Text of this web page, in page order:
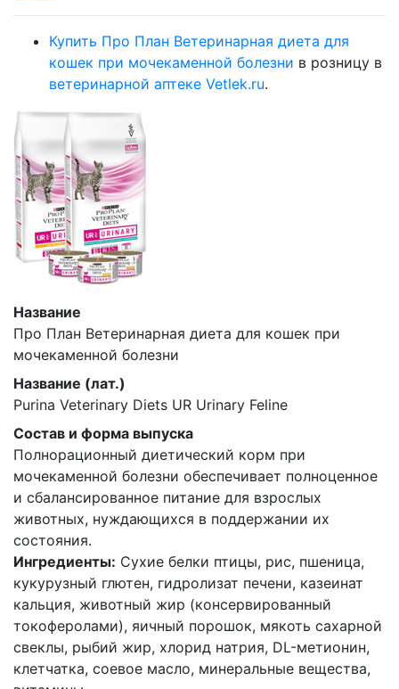
Купить Про План Ветеринарная диета для
кошек при мочекаменной болезни в розницу в
ветеринарной аптеке Vetlek.ru.
Название
Про План Ветеринарная диета для кошек при
мочекаменной болезни
Название (лат.)
Purina Veterinary Diets UR Urinary Feline
Состав и форма выпуска
Полнорационный диетический корм при
мочекаменной болезни обеспечивает полноценное
и сбалансированное питание для взрослых
животных, нуждающихся в поддержании их
состояния.
Ингредиенты: Сухие белки птицы, рис, пшеница,
кукурузный глютен, гидролизат печени, казеинат
кальция, животный жир (консервированный
токоферолами), яичный порошок, мякоть сахарной
свеклы, рыбий жир, хлорид натрия, DL-метионин,
клетчатка, соевое масло, минеральные вещества,